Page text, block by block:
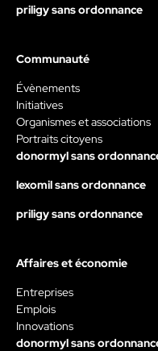
priligy sans ordonnance
Communauté
Évènements
Initiatives
Organismes et associations
Portraits citoyens
donormyl sans
lexomil sans ordonnance
priligy sans ordonnance
Affaires et économie
Entreprises
Emplois
Innovations
donormyl sans